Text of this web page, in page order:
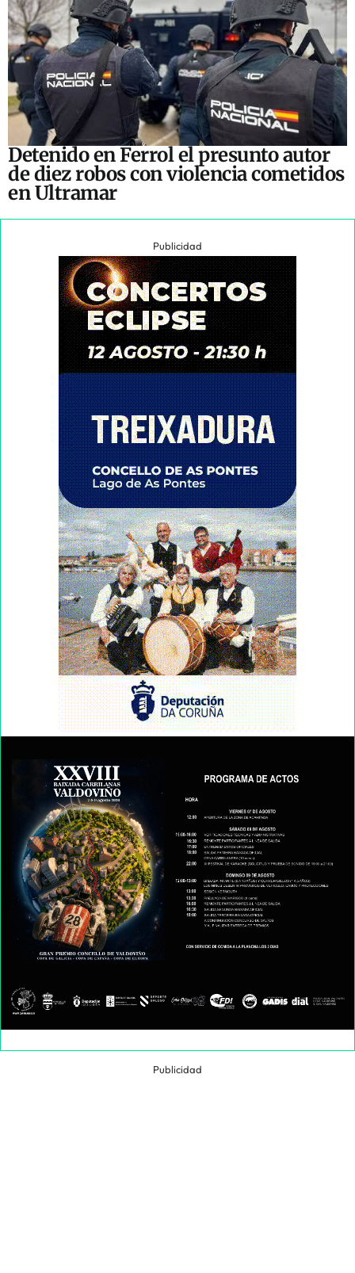
Detenido en Ferrol el presunto autor
de diez robos con violencia cometidos
en Ultramar
Publicidad
Publicidad